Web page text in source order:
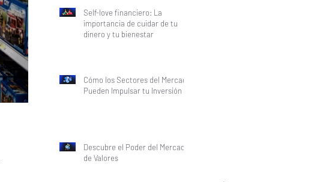
Self-love financiero: La
importancia de cuidar de tu
dinero y tu bienestar
Cómo los Sectores del Mercado
Pueden Impulsar tu Inversión
Descubre el Poder del Mercado
de Valores